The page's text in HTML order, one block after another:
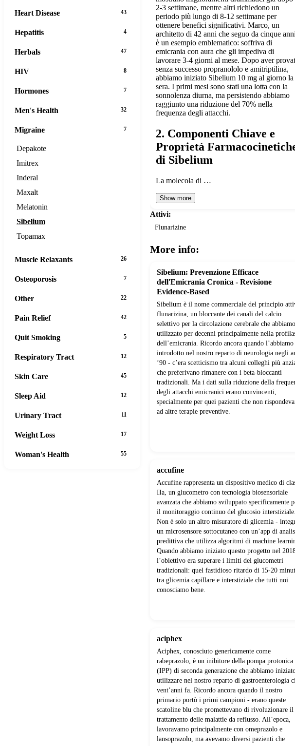
2-3 settimane, mentre altri richiedono un
periodo più lungo di 8-12 settimane per
ottenere benefici significativi. Marco, un
architetto di 42 anni che seguo da cinque
è un esempio emblematico: soffriva di
emicrania con aura che gli impediva di
lavorare 3-4 giorni al mese. Dopo aver
senza successo propranololo e amitriptilina,
abbiamo iniziato Sibelium 10 mg al giorno la
sera. I primi mesi sono stati una lotta con la
sonnolenza diurna, ma persistendo abbiamo
raggiunto una riduzione del 70% nella
frequenza degli attacchi.
2. Componenti Chiave e
Proprietà
di Sibelium
La molecola di …
Show more
Attivi:
Flunarizine
More info:
Sibelium: Prevenzione Efficace
dell'Emicrania Cronica - Revisione
Evidence-Based
Sibelium è il nome commerciale del principio
flunarizina, un bloccante dei canali del calcio
selettivo per la circolazione cerebrale che abbiamo
utilizzato per decenni principalmente nella
dell’emicrania. Ricordo ancora quando l’abbiamo
introdotto nel nostro reparto di neurologia negli
‘90 - c’era scetticismo tra alcuni colleghi più
che preferivano rimanere con i beta-bloccanti
tradizionali. Ma i dati sulla riduzione della
degli attacchi emicranici erano convincenti,
specialmente per quei pazienti che non
ad altre terapie preventive.
accufine
Accufine rappresenta un dispositivo medico di
IIa, un glucometro con tecnologia biosensoriale
avanzata che abbiamo sviluppato specificamente
il monitoraggio continuo del glucosio interstiziale.
Non è solo un altro misuratore di glicemia -
un microsensore sottocutaneo con un’app di
predittiva che utilizza algoritmi di machine
Quando abbiamo iniziato questo progetto nel
l’obiettivo era superare i limiti dei glucometri
tradizionali: quel fastidioso ritardo di 15-20
tra glicemia capillare e interstiziale che tutti noi
conosciamo bene.
aciphex
Aciphex, conosciuto genericamente come
rabeprazolo, è un inibitore della pompa protonica
(IPP) di seconda generazione che abbiamo
utilizzare nel nostro reparto di gastroenterologia
vent’anni fa. Ricordo ancora quando il nostro
primario portò i primi campioni - erano queste
scatoline blu che promettevano di rivoluzionare il
trattamento delle malattie da reflusso. All’epoca,
lavoravamo principalmente con omeprazolo e
lansoprazolo, ma avevamo diversi pazienti che
Heart Disease 43
Hepatitis 4
Herbals 47
HIV 8
Hormones 7
Men's Health 32
Migraine 7
Depakote
Imitrex
Inderal
Maxalt
Melatonin
Sibelium
Topamax
Muscle Relaxants 26
Osteoporosis 7
Other 22
Pain Relief 42
Quit Smoking 5
Respiratory Tract 12
Skin Care 45
Sleep Aid 12
Urinary Tract 11
Weight Loss 17
Woman's Health 55